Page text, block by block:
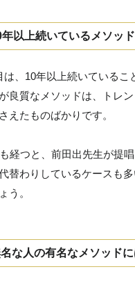
年以上続いているメソッ
は、10年以上続いている
良質なメソッドは、トレ
えたものばかりです。
経つと、前田出先生が提
替わりしているケースも
う。
な人の有名なメソッド